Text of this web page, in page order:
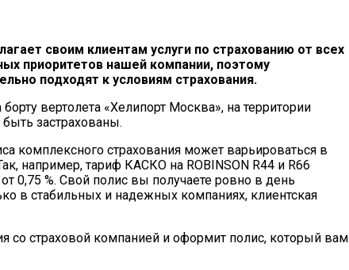
своим клиентам услуги по страхованию от всех
приоритетов нашей компании, поэтому
подходят к условиям страхования.
вертолета «Хелипорт Москва», на территории
застрахованы.
комплексного страхования может варьироваться в
например, тариф КАСКО на ROBINSON R44 и R66
0,75 %. Cвой полис вы получаете ровно в день
в стабильных и надежных компаниях, клиентская
со страховой компанией и оформит полис, который вам